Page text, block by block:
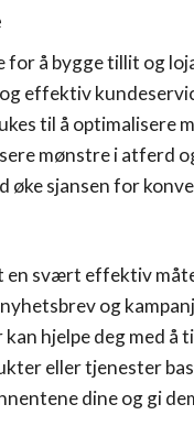
for å bygge tillit og
effektiv
til å
mønstre i atferd
øke sjansen for
svært effektiv
og
hjelpe deg med å
eller tjenester
dine og gi